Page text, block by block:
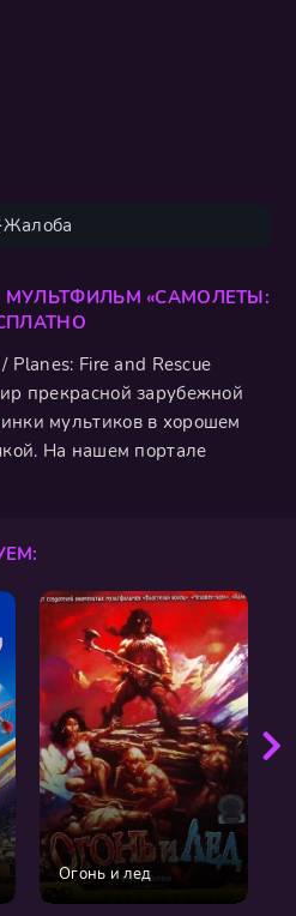
Жалоба
«САМОЛЕТЫ:
Fire and Rescue
прекрасной зарубежной
мультиков в хорошем
На нашем портале
Огонь и лед